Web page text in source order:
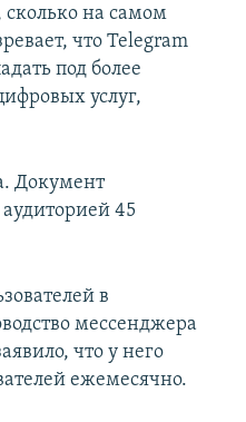
сколько на самом
что Telegram
под более
услуг,
Документ
45
в
мессенджера
что у него
ежемесячно.